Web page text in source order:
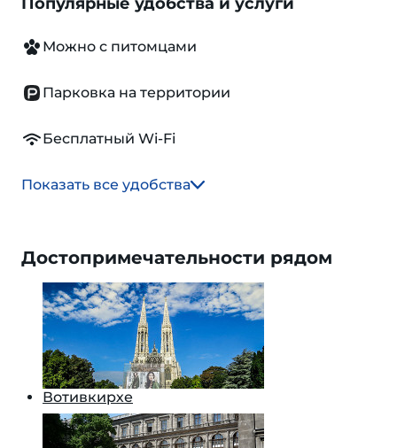
Можно с питомцами
Парковка на территории
Бесплатный Wi-Fi
Показать все удобства
Достопримечательности рядом
Вотивкирхе